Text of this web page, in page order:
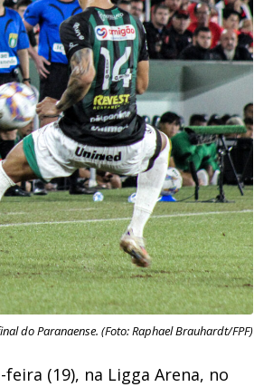
do Paranaense. (Foto: Raphael Brauhardt/FPF)
(19), na Ligga Arena, no